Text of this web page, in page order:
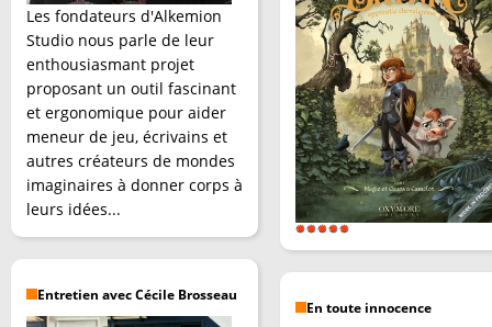
Les fondateurs d'Alkemion
Studio nous parle de leur
enthousiasmant projet
proposant un outil fascinant
et ergonomique pour aider
meneur de jeu, écrivains et
autres créateurs de mondes
imaginaires à donner corps à
leurs idées...
Entretien avec Cécile Brosseau
En toute innocence